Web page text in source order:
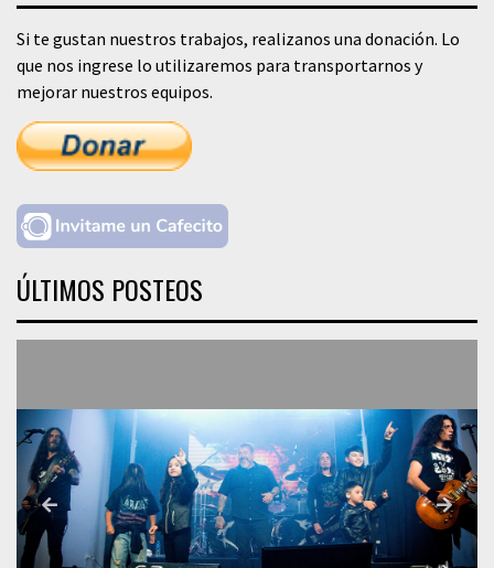
Si te gustan nuestros trabajos, realizanos una donación. Lo
que nos ingrese lo utilizaremos para transportarnos y
mejorar nuestros equipos.
ÚLTIMOS POSTEOS